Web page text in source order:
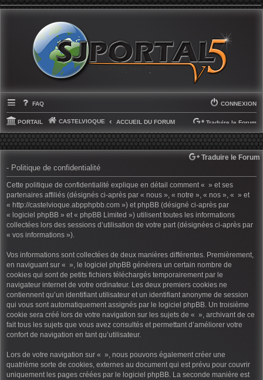
FAQ CONNEXION
PORTAIL CASTELVIOQUE ACCUEIL DU FORUM
Traduire le Forum
SELECT LANGUAGE ▼
Traduire le Forum
- Politique de confidentialité
Cette politique de confidentialité explique en détail comment « » et ses
partenaires affiliés (désignés ci-après par « nous », « notre », « nos », « » et
« http://castelvioque.abpphpbb.com ») et phpBB (désigné ci-après par
« logiciel phpBB » et « phpBB Limited ») utilisent toutes les informations
collectées lors des sessions d’utilisation de votre part (désignées ci-après par
« vos informations »).
Vos informations sont collectées de deux manières différentes. Premièrement,
en naviguant sur « », le logiciel phpBB génèrera un certain nombre de
cookies qui sont de petits fichiers téléchargés temporairement par le
navigateur internet de votre ordinateur. Les deux premiers cookies ne
contiennent qu’un identifiant utilisateur et un identifiant anonyme de session
qui vous sont automatiquement assignés par le logiciel phpBB. Un troisième
cookie sera créé lors de votre navigation sur les sujets de « », archivant de ce
fait tous les sujets que vous avez consultés et permettant d’améliorer votre
confort de navigation en tant qu’utilisateur.
Lors de votre navigation sur « », nous pouvons également créer une
quatrième sorte de cookies, externes au document qui est prévu pour couvrir
uniquement les pages créées par le logiciel phpBB. La seconde manière est